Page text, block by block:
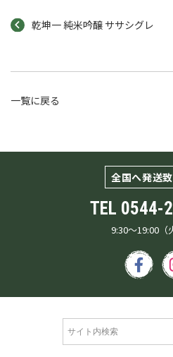
乾坤一 純米吟醸 ササシグレ
一覧に戻る
全国へ発送
TEL 0544-
9:30～19:00（